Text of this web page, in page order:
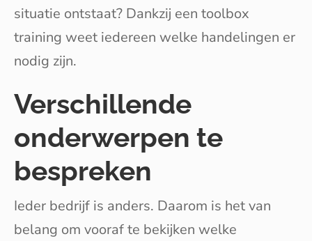
situatie ontstaat? Dankzij een toolbox
training weet iedereen welke handelingen er
nodig zijn.
Verschillende
onderwerpen te
bespreken
Ieder bedrijf is anders. Daarom is het van
belang om vooraf te bekijken welke